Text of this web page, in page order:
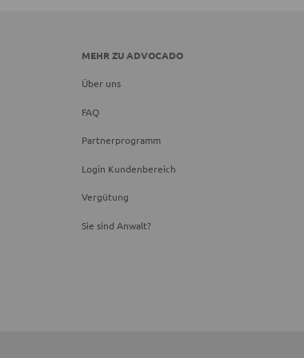
MEHR ZU ADVOCADO
Über uns
FAQ
Partnerprogramm
Login Kundenbereich
Vergütung
Sie sind Anwalt?